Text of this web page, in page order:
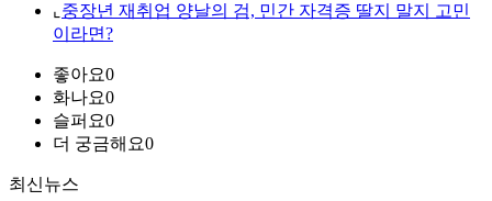
⌞ 중장년 재취업 양날의 검, 민간 자격증 딸지 말지 고민
이라면?
좋아요0
화나요0
슬퍼요0
더 궁금해요0
최신뉴스